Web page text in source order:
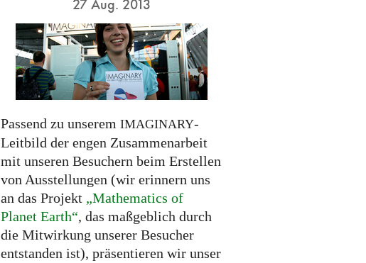
27 Aug. 2013
Passend zu unserem IMAGINARY-
Leitbild der engen Zusammenarbeit
mit unseren Besuchern beim Erstellen
von Ausstellungen (wir erinnern uns
an das Projekt „Mathematics of
Planet Earth“, das maßgeblich durch
die Mitwirkung unserer Besucher
entstanden ist), präsentieren wir unser